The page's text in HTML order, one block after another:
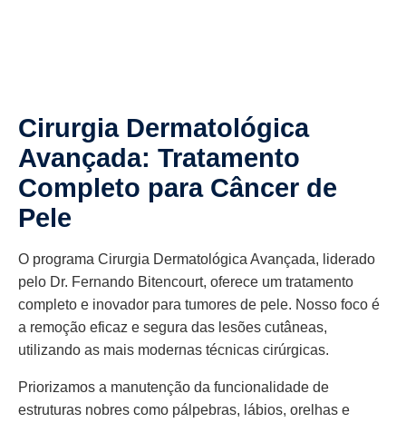
Cirurgia Dermatológica
Avançada: Tratamento
Completo para Câncer de
Pele
O programa Cirurgia Dermatológica Avançada, liderado
pelo Dr. Fernando Bitencourt, oferece um tratamento
completo e inovador para tumores de pele. Nosso foco é
a remoção eficaz e segura das lesões cutâneas,
utilizando as mais modernas técnicas cirúrgicas.
Priorizamos a manutenção da funcionalidade de
estruturas nobres como pálpebras, lábios, orelhas e